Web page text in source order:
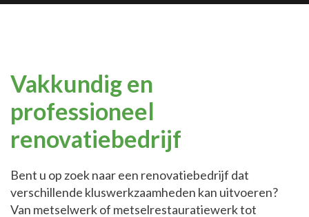
Vakkundig en
professioneel
renovatiebedrijf
Bent u op zoek naar een renovatiebedrijf dat
verschillende kluswerkzaamheden kan uitvoeren?
Van metselwerk of metselrestauratiewerk tot